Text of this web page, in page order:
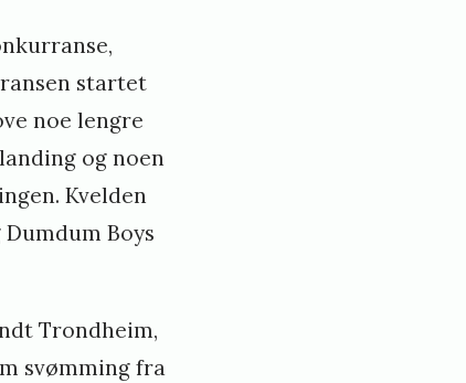
startet
noe lengre
og noen
Kvelden
Boys
Trondheim,
svømming fra